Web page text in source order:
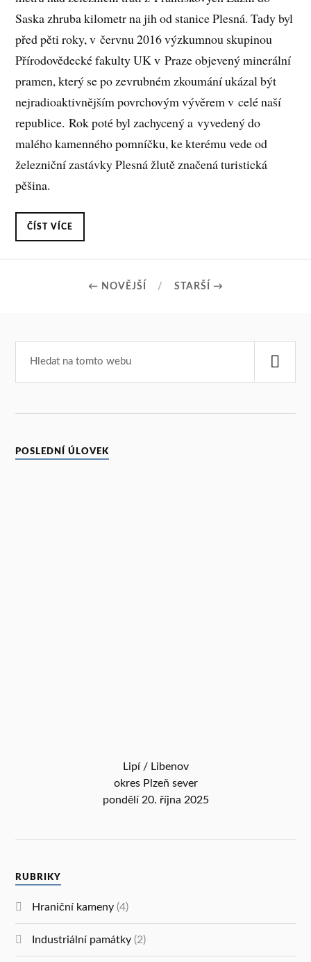
Saska zhruba kilometr na jih od stanice Plesná. Tady byl
před pěti roky, v červnu 2016 výzkumnou skupinou
Přírodovědecké fakulty UK v Praze objevený minerální
pramen, který se po zevrubném zkoumání ukázal být
nejradioaktivnějším povrchovým vývěrem v celé naší
republice. Rok poté byl zachycený a vyvedený do
malého kamenného pomníčku, ke kterému vede od
železniční zastávky Plesná žlutě značená turistická
pěšina.
ČÍST VÍCE
← NOVĚJŠÍ STARŠÍ →
POSLEDNÍ ÚLOVEK
Lipí / Libenov
okres Plzeň sever
pondělí 20. října 2025
RUBRIKY
Hraniční kameny (4)
Industriální památky (2)